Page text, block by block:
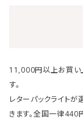
11,000円以上お買い
す。
レターパックライト
きます。全国一律440